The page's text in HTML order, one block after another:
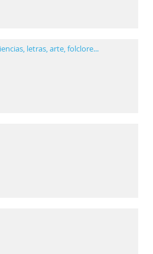
letras, arte, folclore...